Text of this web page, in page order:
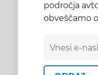
področja
obveščamo